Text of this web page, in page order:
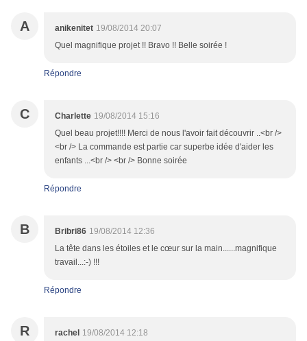
A anikenitet 19/08/2014 20:07
Quel magnifique projet !! Bravo !! Belle soirée !
Répondre
C Charlette 19/08/2014 15:16
Quel beau projet!!!! Merci de nous l'avoir fait découvrir ..<br />
<br /> La commande est partie car superbe idée d'aider les
enfants ...<br /> <br /> Bonne soirée
Répondre
B Bribri86 19/08/2014 12:36
La tête dans les étoiles et le cœur sur la main......magnifique
travail...:-) !!!
Répondre
R rachel 19/08/2014 12:18